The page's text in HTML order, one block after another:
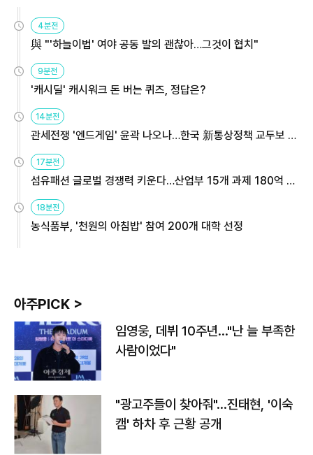
4분전
與 "'하늘이법' 여야 공동 발의 괜찮아…그것이 협치"
9분전
'캐시딜' 캐시워크 돈 버는 퀴즈, 정답은?
14분전
관세전쟁 '엔드게임' 윤곽 나오나…한국 新통상정책 교두보 활
17분전
섬유패션 글로벌 경쟁력 키운다…산업부 15개 과제 180억 지
18분전
농식품부, '천원의 아침밥' 참여 200개 대학 선정
아주PICK >
임영웅, 데뷔 10주년…"난 늘 부족한
사람이었다"
"광고주들이 찾아줘"…진태현, '이숙
캠' 하차 후 근황 공개